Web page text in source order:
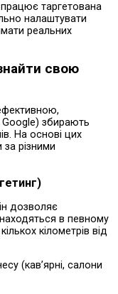
таргетована
налаштувати
реальних
свою
Google) збирають
На основі цих
різними
дозволяє
в певному
кілометрів від
(кав’ярні, салони